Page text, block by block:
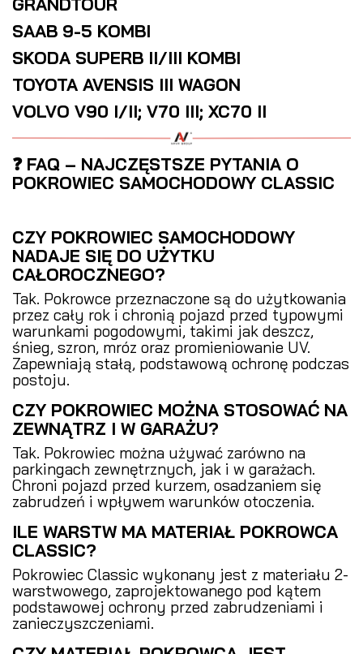
SAAB 9-5 KOMBI
SKODA SUPERB II/III KOMBI
TOYOTA AVENSIS III WAGON
VOLVO V90 I/II; V70 III; XC70 II
❓ FAQ – NAJCZĘSTSZE PYTANIA O
POKROWIEC SAMOCHODOWY CLASSIC
CZY POKROWIEC SAMOCHODOWY
NADAJE SIĘ DO UŻYTKU
CAŁOROCZNEGO?
Tak. Pokrowce przeznaczone są do użytkowania
przez cały rok i chronią pojazd przed typowymi
warunkami pogodowymi, takimi jak deszcz,
śnieg, szron, mróz oraz promieniowanie UV.
Zapewniają stałą, podstawową ochronę podczas
postoju.
CZY POKROWIEC MOŻNA STOSOWAĆ NA
ZEWNĄTRZ I W GARAŻU?
Tak. Pokrowiec można używać zarówno na
parkingach zewnętrznych, jak i w garażach.
Chroni pojazd przed kurzem, osadzaniem się
zabrudzeń i wpływem warunków otoczenia.
ILE WARSTW MA MATERIAŁ POKROWCA
CLASSIC?
Pokrowiec Classic wykonany jest z materiału 2-
warstwowego, zaprojektowanego pod kątem
podstawowej ochrony przed zabrudzeniami i
zanieczyszczeniami.